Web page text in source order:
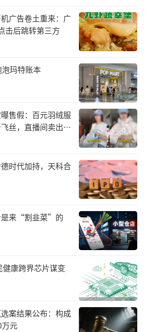
变迁。可以说，每一件汉服都
流水作业线的锤炼。
买一件马面裙”，每每谈到汉
话题，人们不约而同地对曹县
为在曹县，聚集了做一件汉服
和各类企业。言下之意，你想
。
是一天建成，曹县也不是一夜
，抖音等直播电商平台承担了
产业方。由短视频直播电商推
化，最终倒逼整个汉服产业链
产业带转化。
广告卷土重来：广
击后跳转第三方
玛特账本
售假：百元羽绒服
丝，直播间卖出超
时代加持，天科合
是来“割韭菜”的
康跨界芯片谋变
案结果公布：构成
元